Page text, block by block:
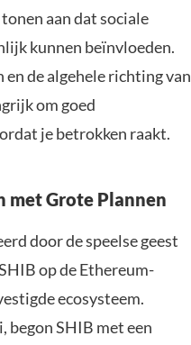
aan dat sociale
kunnen beïnvloeden.
de algehele richting van
om goed
je betrokken raakt.
met Grote Plannen
door de speelse geest
op de Ethereum-
ecosysteem.
begon SHIB met een